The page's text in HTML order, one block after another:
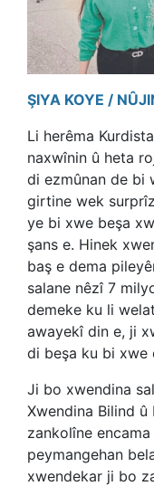
ŞIYA KOYE /
Li herêma
naxwînin û heta
di ezmûnan de bi
girtine wek
ye bi xwe beşa
şans e. Hinek
baş e dema
salane nêzî 7
demeke ku li
awayekî din e, ji
di beşa ku bi xwe
Ji bo xwendina
Xwendina Bilind
zankolîne encama
peymangehan
xwendekar ji bo